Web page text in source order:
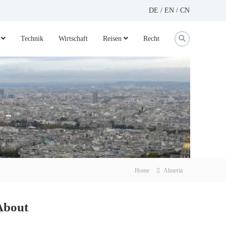
DE / EN / CN
Technik Wirtschaft Reisen Recht
Home Almeria